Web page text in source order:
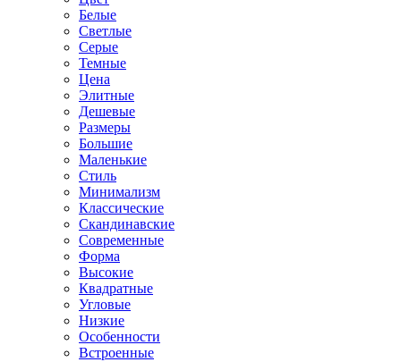
Белые
Светлые
Серые
Темные
Цена
Элитные
Дешевые
Размеры
Большие
Маленькие
Стиль
Минимализм
Классические
Скандинавские
Современные
Форма
Высокие
Квадратные
Угловые
Низкие
Особенности
Встроенные